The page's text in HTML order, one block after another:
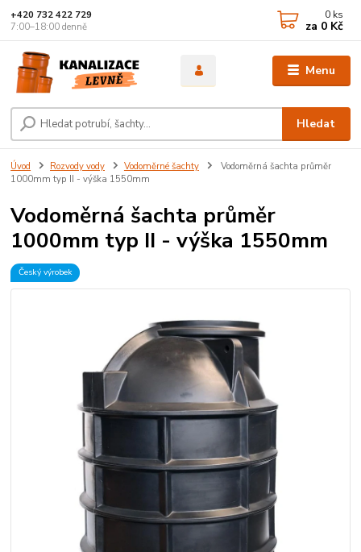
Menu
Hledat
+420 732 422 729
7:00–18:00 denně
0 ks
za 0 Kč
Úvod Rozvody vody Vodoměrné šachty
Vodoměrná šachta průměr
1000mm typ II - výška 1550mm
Vodoměrná šachta průměr
1000mm typ II - výška 1550mm
Český výrobek